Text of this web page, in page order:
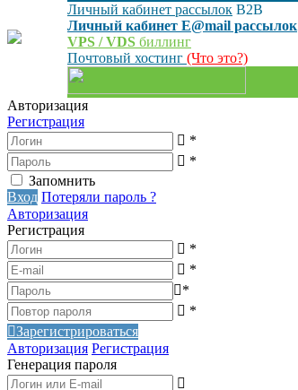
Личный кабинет рассылок B2B
Личный кабинет E@mail рассылок
VPS / VDS биллинг
Почтовый хостинг (Что это?)
Авторизация
Регистрация
*
*
Запомнить
Вход Потеряли пароль ?
Авторизация
Регистрация
*
*
*
*
Зарегистрироваться
Авторизация Регистрация
Генерация пароля